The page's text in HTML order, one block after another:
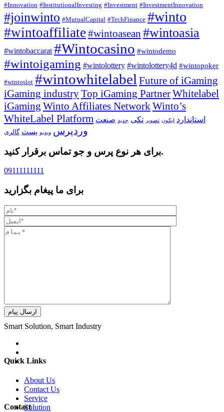
#Innovation #InstitutionalInvesting #Investment #InvestmentInnovation
#joinwinto #MutualCapital #TechFinance #winto
#wintoaffiliate #wintoasean #wintoasia
#wintobaccarat #Wintocasino #wintodemo
#wintoigaming #wintolottery #wintolottery4d #wintopoker
#wintoslot #wintowhitelabel Future of iGaming
iGaming industryTop iGaming PartnerWhitelabel
iGaming Winto Affiliates Network Winto’s
WhiteLabel Platform
استاندارد ایکون تصویر تکی جدید صنعت
وردپرس ویدیو پست گالری
برای هر نوع پرس و جو تماس برقرار کنید.
09111111111
برای ما پیغام بگزارید
ارسال پیام
Smart Solution, Smart Industry
Quick Links
About Us
Contact Us
Service
Solution
Contact